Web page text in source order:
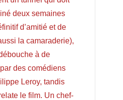
deux semaines
d’amitié et de
la camaraderie),
à de
des comédiens
Leroy, tandis
le film. Un chef-